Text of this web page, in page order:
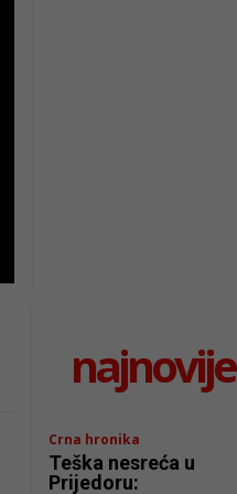
najnovije
Crna hronika
Teška nesreća u
Prijedoru: